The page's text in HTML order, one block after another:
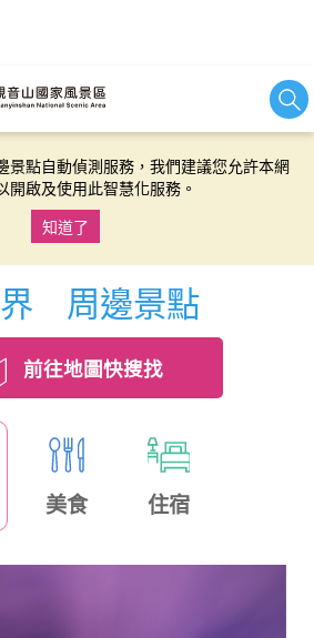
技術以持續優化網站服務，並有助於為
景點自動偵測服務，我們建議您允許本網
開啟及使用此智慧化服務。
知道了
界 周邊景點
前往地圖快搜找
美食 住宿